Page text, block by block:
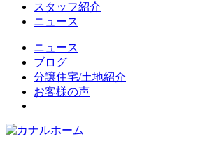
スタッフ紹介
ニュース
ニュース
ブログ
分譲住宅/土地紹介
お客様の声